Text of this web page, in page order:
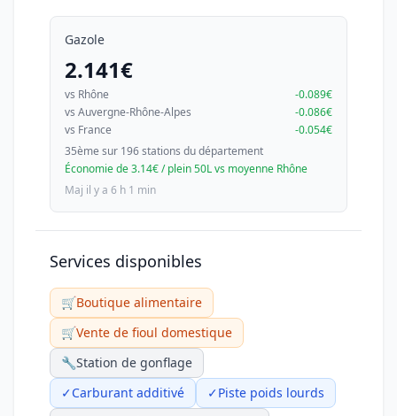
Gazole
2.141€
vs Rhône
-0.089€
vs Auvergne-Rhône-Alpes
-0.086€
vs France
-0.054€
35ème sur 196 stations du département
Économie de 3.14€ / plein 50L vs moyenne Rhône
Maj il y a 6 h 1 min
Services disponibles
🛒Boutique alimentaire
🛒Vente de fioul domestique
🔧Station de gonflage
✓Carburant additivé ✓Piste poids lourds